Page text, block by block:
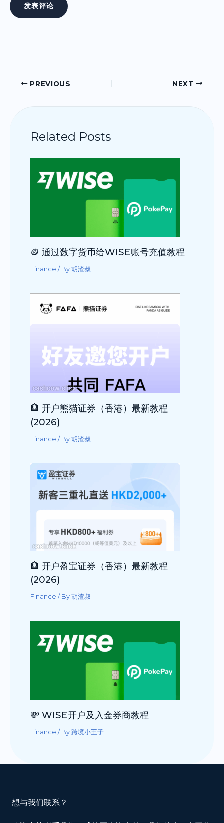
PREVIOUS NEXT
Related Posts
🪙 通过数字货币给WISE账号充值教程
Finance / By胡渣叔
🏦 开户熊猫证券（香港）最新教程
(2026)
Finance / By胡渣叔
🏦 开户盈宝证券（香港）最新教程
(2026)
Finance / By胡渣叔
💸 WISE开户及入金券商教程
Finance / By跨境小王子
想与我们联系？